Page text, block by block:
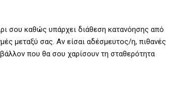
σου καθώς υπάρχει διάθεση κατανόησης από
μεταξύ σας. Αν είσαι αδέσμευτος/η, πιθανές
που θα σου χαρίσουν τη σταθερότητα